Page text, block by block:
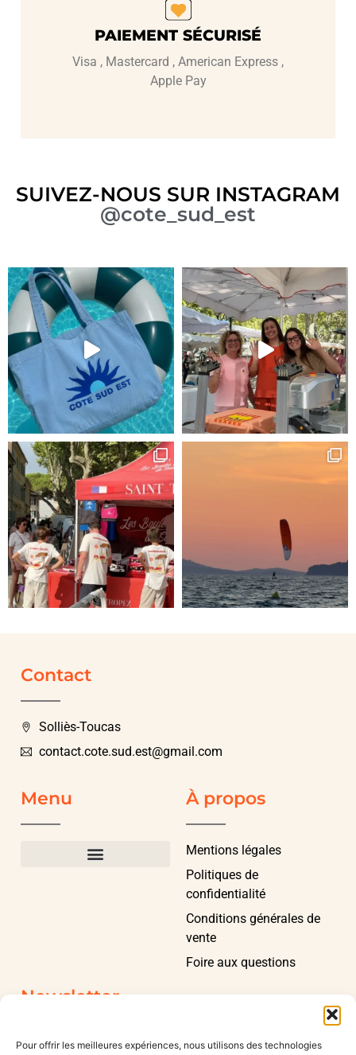
Pour offrir les meilleures expériences, nous utilisons des technologies
PAIEMENT SÉCURISÉ
Visa , Mastercard , American Express ,
Apple Pay
SUIVEZ-NOUS SUR INSTAGRAM
@cote_sud_est
Contact
Solliès-Toucas
contact.cote.sud.est@gmail.com
Menu À propos
Mentions légales
Politiques de
confidentialité
Conditions générales de
vente
Foire aux questions
Newsletter